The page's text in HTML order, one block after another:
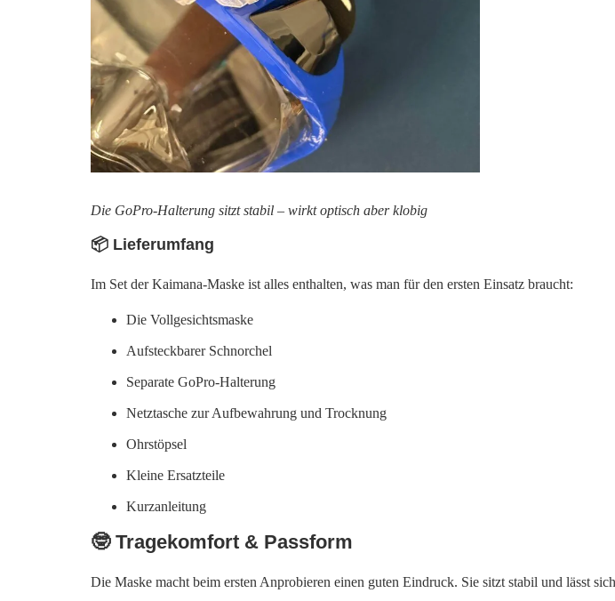
Die GoPro-Halterung sitzt stabil – wirkt optisch aber klobig
📦 Lieferumfang
Im Set der Kaimana-Maske ist alles enthalten, was man für den ersten Einsatz braucht:
Die Vollgesichtsmaske
Aufsteckbarer Schnorchel
Separate GoPro-Halterung
Netztasche zur Aufbewahrung und Trocknung
Ohrstöpsel
Kleine Ersatzteile
Kurzanleitung
🤓Tragekomfort & Passform
Die Maske macht beim ersten Anprobieren einen guten Eindruck. Sie sitzt stabil und lässt